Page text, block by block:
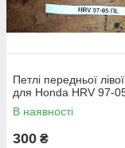
Петлі передньої
для Honda HRV 97-
В наявності
300 ₴